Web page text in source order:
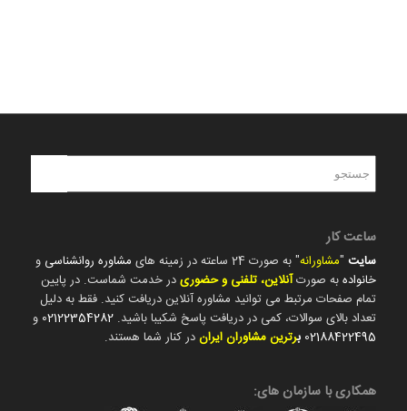
ساعت کار
سایت"مشاورانه" به صورت 24 ساعته در زمینه های مشاوره روانشناسی و
خانوادهبه صورتآنلاین، تلفنی و حضوریدر خدمت شماست. در پایین
تمام صفحات مرتبط می توانید مشاوره آنلاین دریافت کنید. فقط به دلیل
تعداد بالای سوالات، کمی در دریافت پاسخ شکیبا باشید. 02122354282 و
02188422495 برترین مشاوران ایراندر کنار شما هستند.
همکاری با سازمان های: